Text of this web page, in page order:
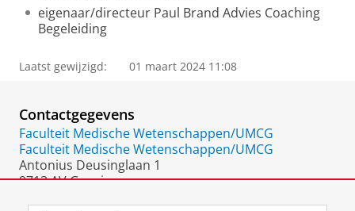
eigenaar/directeur Paul Brand Advies Coaching
Begeleiding
Laatst gewijzigd: 01 maart 2024 11:08
Contactgegevens
Faculteit Medische Wetenschappen/UMCG
Faculteit Medische Wetenschappen/UMCG
Antonius Deusinglaan 1
9713 AV Groningen